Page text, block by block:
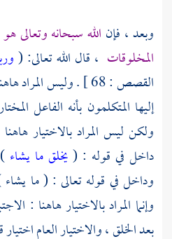
وبعد ، فإن الله سبحانه وتعالى
المخلوقات ، قال الله تعالى: (
القصص : 68 ] . وليس
إليها المتكلمون بأنه الفاعل
ولكن ليس المراد بالاختيار
داخل في قوله : (يخلق ما يشاء
وداخل في قوله تعالى : ( ما يشاء
وإنما المراد بالاختيار هاهنا :
بعد الخلق ، والاختيار العام